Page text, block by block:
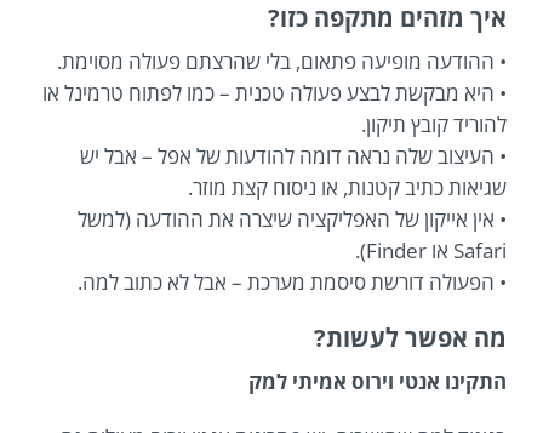
איך מזהים מתקפה כזו?
• ההודעה מופיעה פתאום, בלי שהרצתם פעולה מסוימת.
• היא מבקשת לבצע פעולה טכנית – כמו לפתוח טרמינל או
להוריד קובץ תיקון.
• העיצוב שלה נראה דומה להודעות של אפל – אבל יש
שגיאות כתיב קטנות, או ניסוח קצת מוזר.
• אין אייקון של האפליקציה שיצרה את ההודעה (למשל
Safari או Finder).
• הפעולה דורשת סיסמת מערכת – אבל לא כתוב למה.
מה אפשר לעשות?
התקינו אנטי וירוס אמיתי למק